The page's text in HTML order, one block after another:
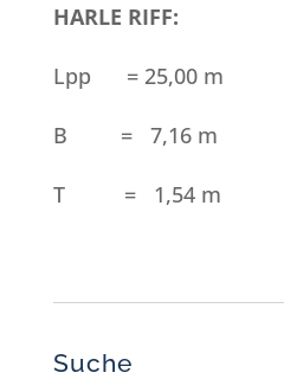
HARLE RIFF:
Lpp = 25,00 m
B = 7,16 m
T = 1,54 m
Suche